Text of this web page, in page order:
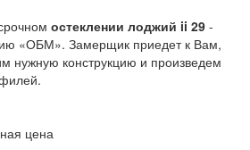
остеклении лоджий ii 29 -
«ОБМ». Замерщик приедет к Вам,
нужную конструкцию и произведем
цена